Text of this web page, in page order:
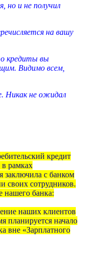
но и не получил
на вашу
кредиты вы
Видимо всем,
Никак не ожидал
кредит
в рамках
заключила с банком
своих сотрудников.
нашего банка:
наших клиентов
планируется начало
вне «Зарплатного